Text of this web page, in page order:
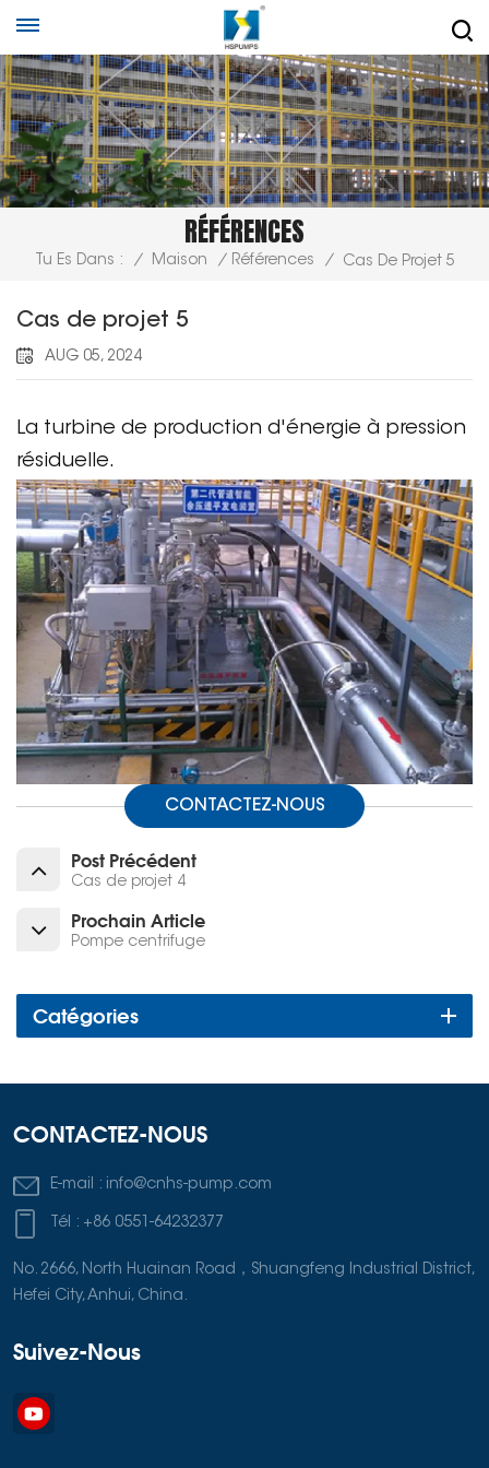
RÉFÉRENCES
Tu Es Dans : / Maison / Références / Cas De Projet 5
Cas de projet 5
AUG 05, 2024
La turbine de production d'énergie à pression
résiduelle.
CONTACTEZ-NOUS
Post Précédent
Cas de projet 4
Prochain Article
Pompe centrifuge
Catégories
CONTACTEZ-NOUS
E-mail : info@cnhs-pump.com
Tél : +86 0551-64232377
No. 2666, North Huainan Road，Shuangfeng Industrial District,
Hefei City, Anhui, China.
Suivez-Nous